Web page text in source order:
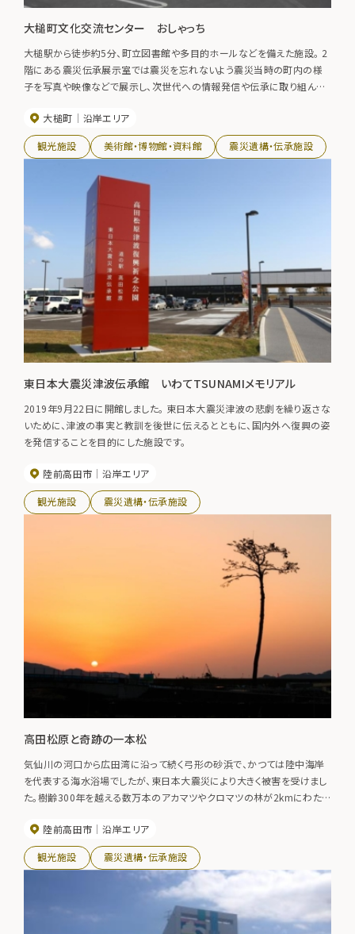
大槌町文化交流センター おしゃっち
大槌駅から徒歩約5分、町立図書館や多目的ホールなどを備えた施設。 2
階にある震災伝承展示室では震災を忘れないよう震災当時の町内の様
子を写真や映像などで展示し、次世代への情報発信や伝承に取り組んで
大槌町
沿岸エリア
観光施設 美術館・博物館・資料館 震災遺構・伝承施設
東日本大震災津波伝承館 いわてTSUNAMIメモリアル
2019年9月22日に開館しました。 東日本大震災津波の悲劇を繰り返さな
いために、津波の事実と教訓を後世に伝えるとともに、国内外へ復興の姿
を発信することを目的にした施設です。
陸前高田市 沿岸エリア
観光施設 震災遺構・伝承施設
高田松原と奇跡の一本松
気仙川の河口から広田湾に沿って続く弓形の砂浜で、かつては陸中海岸
を代表する海水浴場でしたが、東日本大震災により大きく被害を受けまし
た。樹齢300年を越える数万本のアカマツやクロマツの林が2kmにわたっ
た一本松は復興のシンボルとなっており、後世に受け継ぐためモニュメン
トとして保存されております。
陸前高田市 沿岸エリア
観光施設 震災遺構・伝承施設